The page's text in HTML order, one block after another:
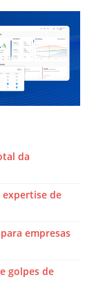
da
expertise de
empresas
golpes de